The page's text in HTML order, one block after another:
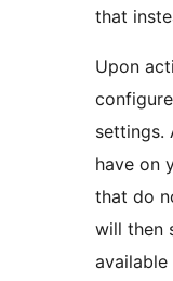
that
Upon
settings.
have on
that do
will then